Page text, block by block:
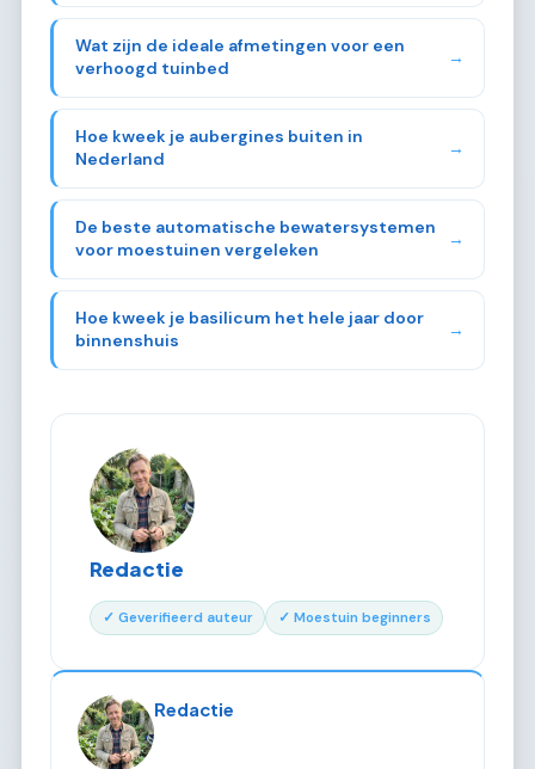
Wat zijn de ideale afmetingen voor een
verhoogd tuinbed
→
Hoe kweek je aubergines buiten in
Nederland
→
De beste automatische bewatersystemen
voor moestuinen vergeleken
→
Hoe kweek je basilicum het hele jaar door
binnenshuis
→
Redactie
✓ Geverifieerd auteur ✓ Moestuin beginners
Redactie